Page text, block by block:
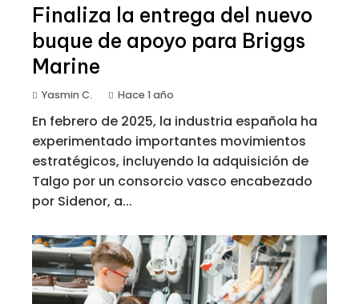
Finaliza la entrega del nuevo
buque de apoyo para Briggs
Marine
Yasmin C. Hace 1 año
En febrero de 2025, la industria española ha
experimentado importantes movimientos
estratégicos, incluyendo la adquisición de
Talgo por un consorcio vasco encabezado
por Sidenor, a...